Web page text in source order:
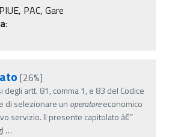
PIUE, PAC, Gare
:
[26%]
degli artt. 81, comma 1, e 83 del Codice
di selezionare un operatoreeconomico
servizio. Il presente capitolato â€“
…